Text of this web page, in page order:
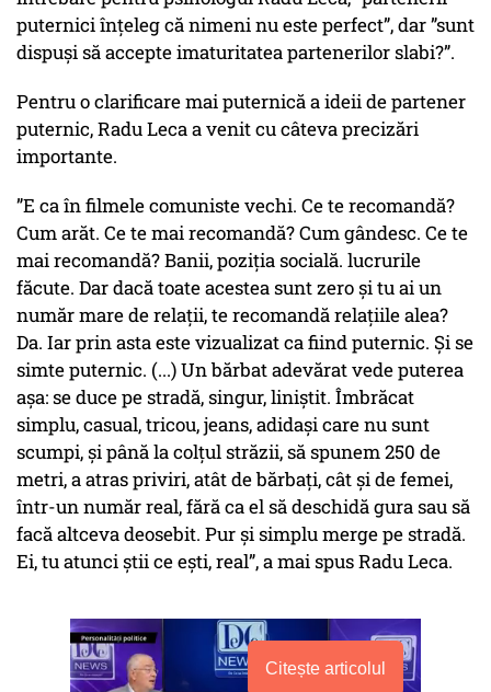
puternici înțeleg că nimeni nu este perfect”, dar ”sunt
dispuși să accepte imaturitatea partenerilor slabi?”.
Pentru o clarificare mai puternică a ideii de partener
puternic, Radu Leca a venit cu câteva precizări
importante.
”E ca în filmele comuniste vechi. Ce te recomandă?
Cum arăt. Ce te mai recomandă? Cum gândesc. Ce te
mai recomandă? Banii, poziția socială. lucrurile
făcute. Dar dacă toate acestea sunt zero și tu ai un
număr mare de relații, te recomandă relațiile alea?
Da. Iar prin asta este vizualizat ca fiind puternic. Și se
simte puternic. (...) Un bărbat adevărat vede puterea
așa: se duce pe stradă, singur, liniștit. Îmbrăcat
simplu, casual, tricou, jeans, adidași care nu sunt
scumpi, și până la colțul străzii, să spunem 250 de
metri, a atras priviri, atât de bărbați, cât și de femei,
într-un număr real, fără ca el să deschidă gura sau să
facă altceva deosebit. Pur și simplu merge pe stradă.
Ei, tu atunci știi ce ești, real”, a mai spus Radu Leca.
Citește articolul